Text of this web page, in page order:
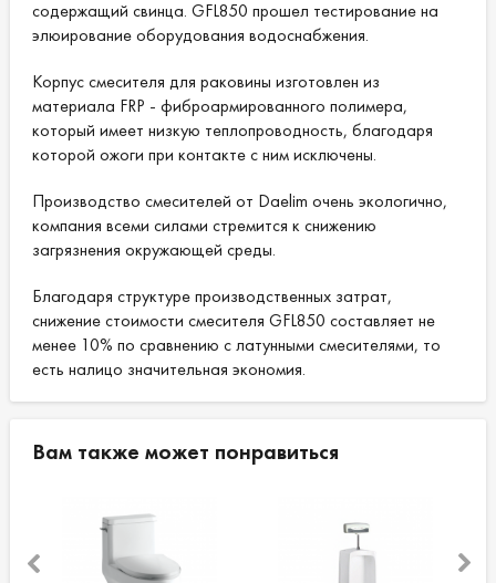
содержащий свинца. GFL850 прошел тестирование на
элюирование оборудования водоснабжения.
Корпус смесителя для раковины изготовлен из
материала FRP - фиброармированного полимера,
который имеет низкую теплопроводность, благодаря
которой ожоги при контакте с ним исключены.
Производство смесителей от Daelim очень экологично,
компания всеми силами стремится к снижению
загрязнения окружающей среды.
Благодаря структуре производственных затрат,
снижение стоимости смесителя GFL850 составляет не
менее 10% по сравнению с латунными смесителями, то
есть налицо значительная экономия.
Вам также может понравиться